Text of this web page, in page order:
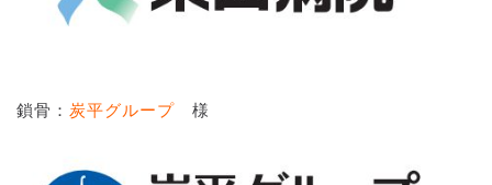
鎖骨： 炭平グループ 様